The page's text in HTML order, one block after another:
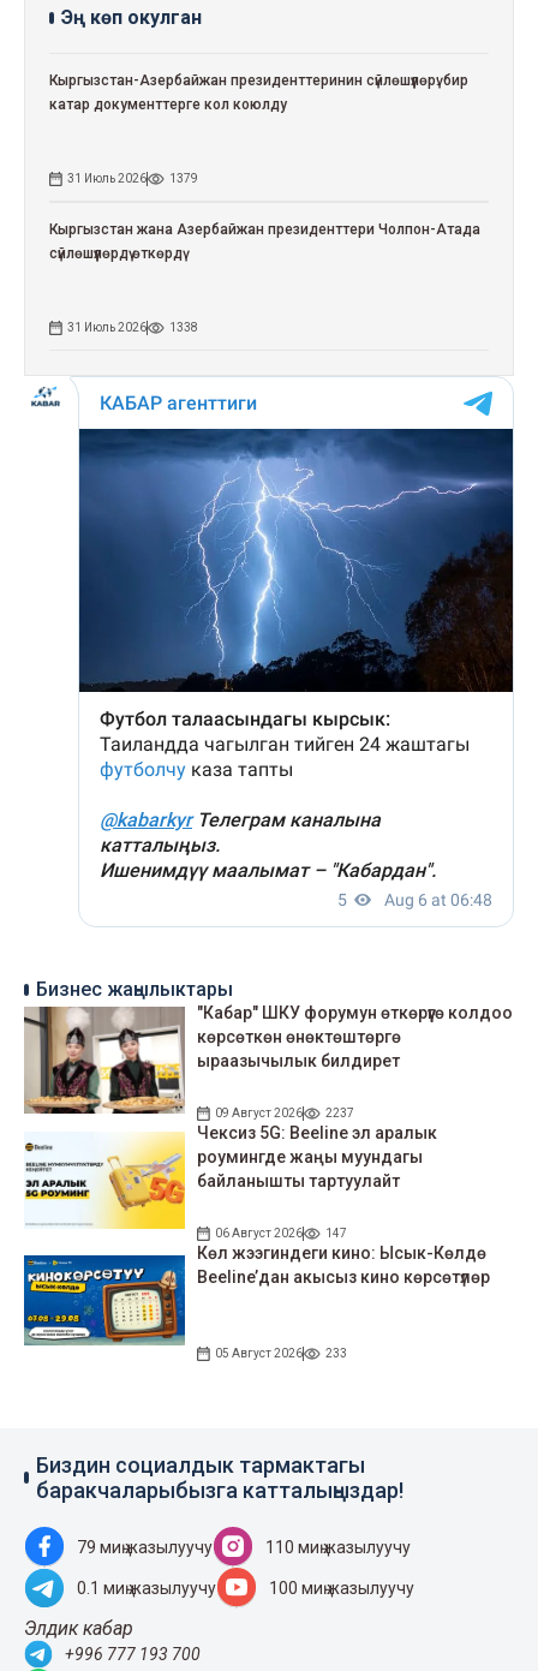
Эң көп окулган
Кыргызстан-Азербайжан президенттеринин сүйлөшүүлөрү: бир
катар документтерге кол коюлду
31 Июль 2026 1379
Кыргызстан жана Азербайжан президенттери Чолпон-Атада
сүйлөшүүлөрдү өткөрдү
31 Июль 2026 1338
Бизнес жаңылыктары
"Кабар" ШКУ форумун өткөрүүгө колдоо
көрсөткөн өнөктөштөргө
ыраазычылык билдирет
09 Август 2026 2237
Чексиз 5G: Beeline эл аралык
роумингде жаңы муундагы
байланышты тартуулайт
06 Август 2026 147
Көл жээгиндеги кино: Ысык-Көлдө
Beeline’дан акысыз кино көрсөтүлөр
05 Август 2026 233
Биздин социалдык тармактагы
баракчаларыбызга катталыңыздар!
79 миң жазылуучу 110 миң жазылуучу
0.1 миң жазылуучу 100 миң жазылуучу
Элдик кабар
+996 777 193 700